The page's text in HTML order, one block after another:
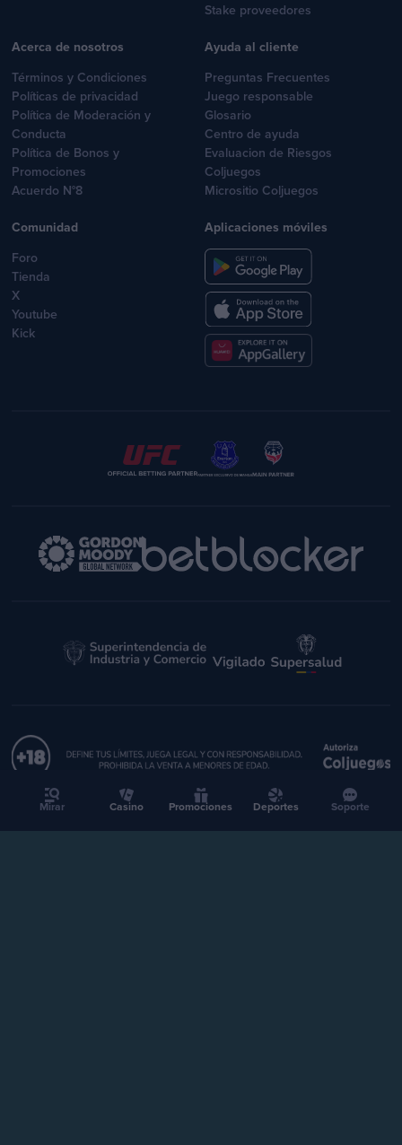
Mirar Casino Promociones Deportes Soporte
Stake proveedores
Acerca de nosotros
Términos y Condiciones
Políticas de privacidad
Política de Moderación y
Conducta
Política de Bonos y
Promociones
Acuerdo N°8
Ayuda al cliente
Preguntas Frecuentes
Juego responsable
Glosario
Centro de ayuda
Evaluacion de Riesgos
Coljuegos
Micrositio Coljuegos
Comunidad
Foro
Tienda
X
Youtube
Kick
Aplicaciones móviles